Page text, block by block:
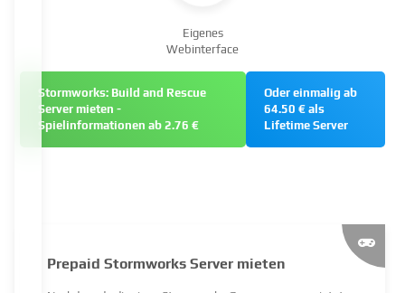
Eigenes
Webinterface
Stormworks: Build and Rescue
Server mieten -
Spielinformationen ab 2.76 €
Oder einmalig ab
64.50 € als
Lifetime Server
Prepaid Stormworks Server mieten